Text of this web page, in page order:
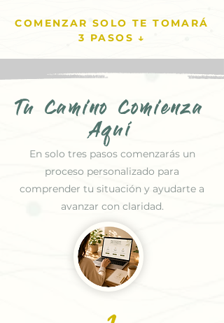
COMENZAR SOLO TE TOMARÁ
3 PASOS ↓
Tu Camino Comienza
Aquí
En solo tres pasos comenzarás un
proceso personalizado para
comprender tu situación y ayudarte a
avanzar con claridad.